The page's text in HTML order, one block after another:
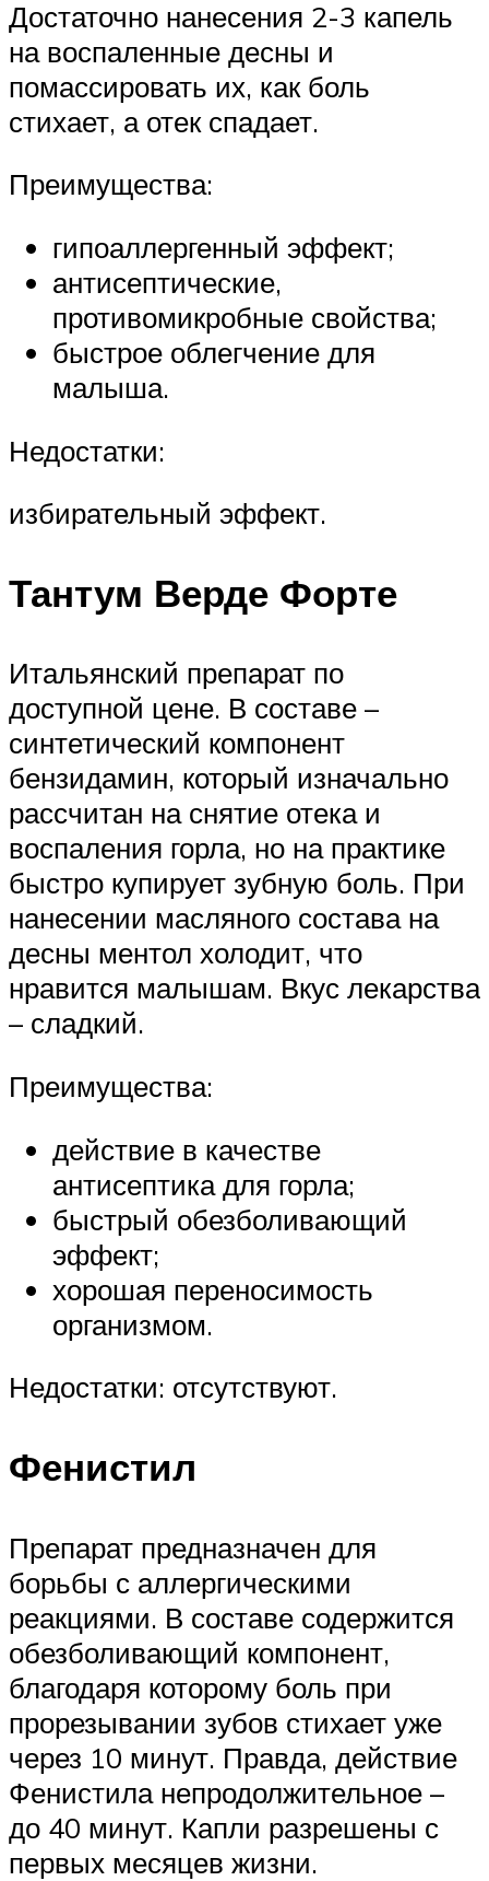
Достаточно нанесения 2-3 капель
на воспаленные десны и
помассировать их, как боль
стихает, а отек спадает.
Преимущества:
гипоаллергенный эффект;
антисептические,
противомикробные свойства;
быстрое облегчение для
малыша.
Недостатки:
избирательный эффект.
Тантум Верде Форте
Итальянский препарат по
доступной цене. В составе –
синтетический компонент
бензидамин, который изначально
рассчитан на снятие отека и
воспаления горла, но на практике
быстро купирует зубную боль. При
нанесении масляного состава на
десны ментол холодит, что
нравится малышам. Вкус лекарства
– сладкий.
Преимущества:
действие в качестве
антисептика для горла;
быстрый обезболивающий
эффект;
хорошая переносимость
организмом.
Недостатки: отсутствуют.
Фенистил
Препарат предназначен для
борьбы с аллергическими
реакциями. В составе содержится
обезболивающий компонент,
благодаря которому боль при
прорезывании зубов стихает уже
через 10 минут. Правда, действие
Фенистила непродолжительное –
до 40 минут. Капли разрешены с
первых месяцев жизни.